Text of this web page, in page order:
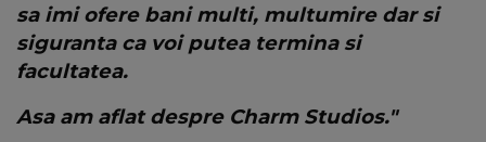
sa imi ofere bani multi, multumire dar si
siguranta ca voi putea termina si
facultatea.
Asa am aflat despre Charm Studios."